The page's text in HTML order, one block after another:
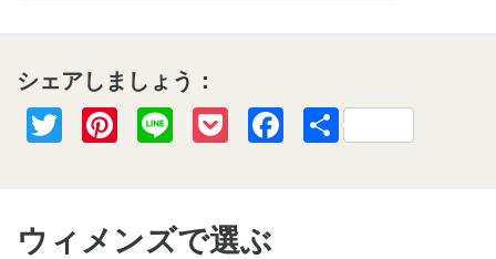
シェアしましょう：
TwitterPinterest
Line PocketFacebook
共
ウィメンズで選ぶ